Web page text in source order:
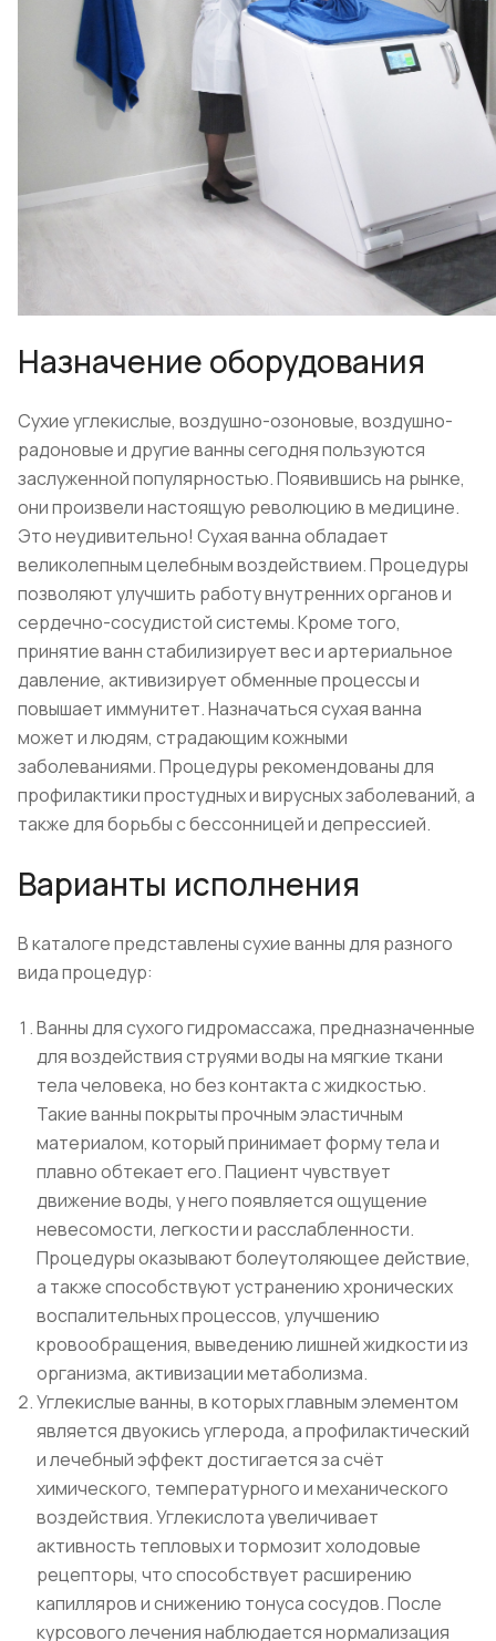
Назначение оборудования
Сухие углекислые, воздушно-озоновые, воздушно-
радоновые и другие ванны сегодня пользуются
заслуженной популярностью. Появившись на рынке,
они произвели настоящую революцию в медицине.
Это неудивительно! Сухая ванна обладает
великолепным целебным воздействием. Процедуры
позволяют улучшить работу внутренних органов и
сердечно-сосудистой системы. Кроме того,
принятие ванн стабилизирует вес и артериальное
давление, активизирует обменные процессы и
повышает иммунитет. Назначаться сухая ванна
может и людям, страдающим кожными
заболеваниями. Процедуры рекомендованы для
профилактики простудных и вирусных заболеваний, а
также для борьбы с бессонницей и депрессией.
Варианты исполнения
В каталоге представлены сухие ванны для разного
вида процедур:
Ванны для сухого гидромассажа, предназначенные
для воздействия струями воды на мягкие ткани
тела человека, но без контакта с жидкостью.
Такие ванны покрыты прочным эластичным
материалом, который принимает форму тела и
плавно обтекает его. Пациент чувствует
движение воды, у него появляется ощущение
невесомости, легкости и расслабленности.
Процедуры оказывают болеутоляющее действие,
а также способствуют устранению хронических
воспалительных процессов, улучшению
кровообращения, выведению лишней жидкости из
организма, активизации метаболизма.
Углекислые ванны, в которых главным элементом
является двуокись углерода, а профилактический
и лечебный эффект достигается за счёт
химического, температурного и механического
воздействия. Углекислота увеличивает
активность тепловых и тормозит холодовые
рецепторы, что способствует расширению
капилляров и снижению тонуса сосудов. После
курсового лечения наблюдается нормализация